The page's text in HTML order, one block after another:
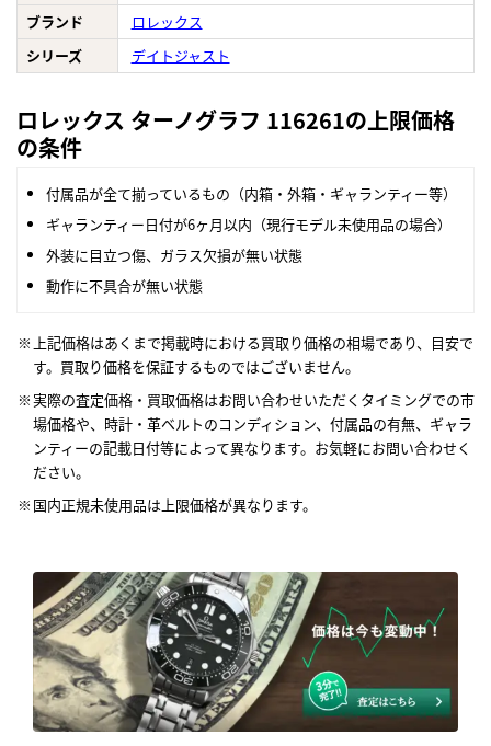
ブランド
ロレックス
シリーズ
デイトジャスト
ロレックス ターノグラフ 116261の上限価格
の条件
付属品が全て揃っているもの（内箱・外箱・ギャランティー等）
ギャランティー日付が6ヶ月以内（現行モデル未使用品の場合）
外装に目立つ傷、ガラス欠損が無い状態
動作に不具合が無い状態
上記価格はあくまで掲載時における買取り価格の相場であり、目安で
す。買取り価格を保証するものではございません。
実際の査定価格・買取価格はお問い合わせいただくタイミングでの市
場価格や、時計・革ベルトのコンディション、付属品の有無、ギャラ
ンティーの記載日付等によって異なります。お気軽にお問い合わせく
ださい。
国内正規未使用品は上限価格が異なります。